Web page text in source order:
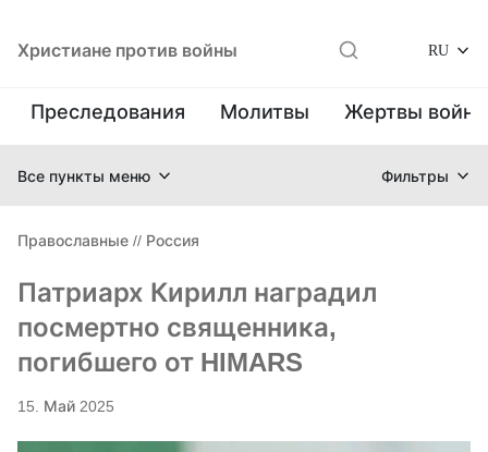
Христиане против войны RU
Преследования Молитвы Жертвы
Все пункты меню Фильтры
Православные // Россия
Патриарх Кирилл наградил
посмертно священника,
погибшего от HIMARS
15. Май 2025